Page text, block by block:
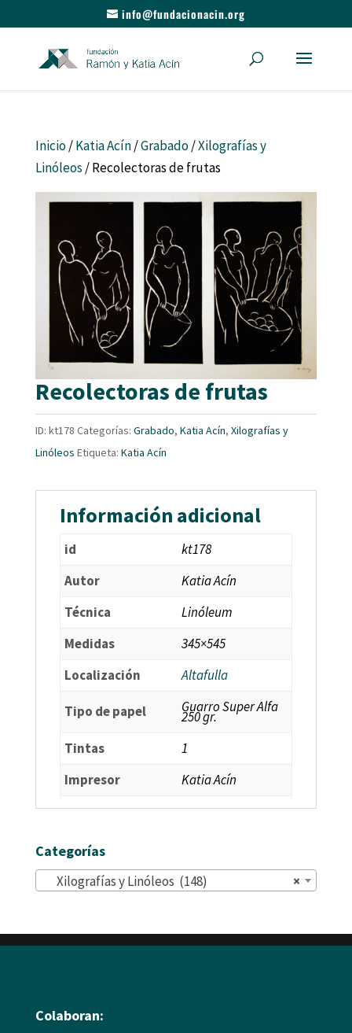
info@fundacionacin.org
Inicio/Katia Acín/Grabado/Xilografías y
Linóleos / Recolectoras de frutas
Recolectoras de frutas
ID: kt178 Categorías: Grabado, Katia Acín, Xilografías y
Linóleos Etiqueta: Katia Acín
Información adicional
id
kt178
Autor
Katia Acín
Técnica
Linóleum
Medidas
345×545
Localización
Altafulla
Tipo de papel Guarro Super Alfa
250 gr.
Tintas
1
Impresor
Katia Acín
Categorías
×
Xilografías y Linóleos (148)
Colaboran: